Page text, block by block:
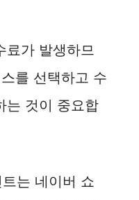
료가 발생하므
를 선택하고 수
는 것이 중요합
는 네이버 쇼